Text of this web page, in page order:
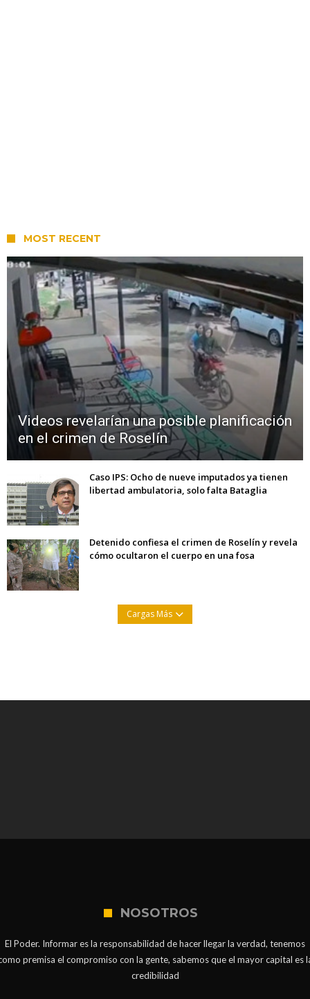
MOST RECENT
Videos revelarían una posible planificación
en el crimen de Roselín
Caso IPS: Ocho de nueve imputados ya tienen
libertad ambulatoria, solo falta Bataglia
Detenido confiesa el crimen de Roselín y revela
cómo ocultaron el cuerpo en una fosa
Cargas Más
NOSOTROS
El Poder. Informar es la responsabilidad de hacer llegar la verdad, tenemos
premisa el compromiso con la gente, sabemos que el mayor capital es
credibilidad